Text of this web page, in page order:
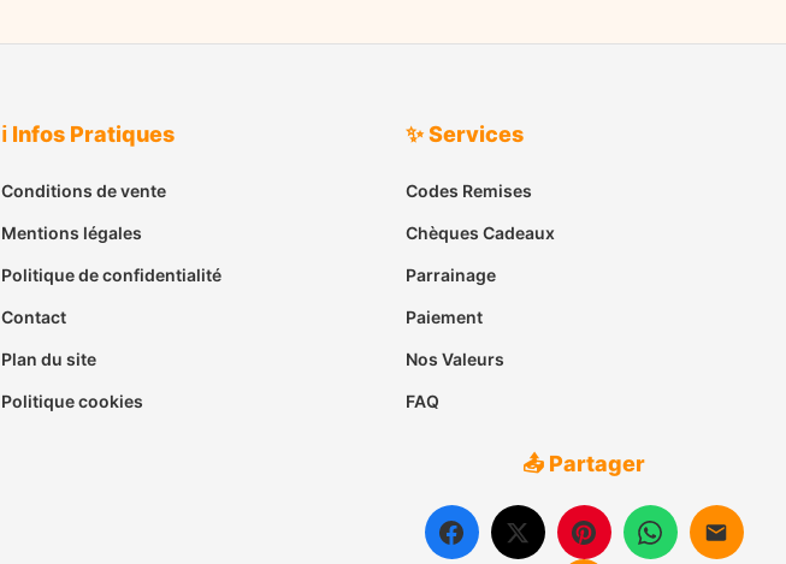
ℹ️ Infos Pratiques
Conditions de vente
Mentions légales
Politique de confidentialité
Contact
Plan du site
Politique cookies
✨ Services
Codes Remises
Chèques Cadeaux
Parrainage
Paiement
Nos Valeurs
FAQ
📤 Partager